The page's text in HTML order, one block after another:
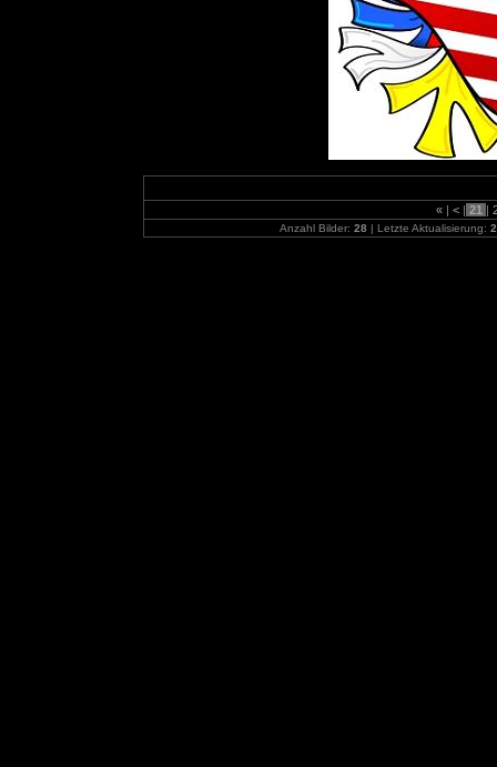
« | < | 21 |
Anzahl Bilder: 28 | Letzte Aktualisierung: